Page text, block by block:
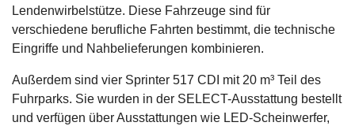
Lendenwirbelstütze. Diese Fahrzeuge sind für
verschiedene berufliche Fahrten bestimmt, die technische
Eingriffe und Nahbelieferungen kombinieren.
Außerdem sind vier Sprinter 517 CDI mit 20 m³ Teil des
Fuhrparks. Sie wurden in der SELECT-Ausstattung bestellt
und verfügen über Ausstattungen wie LED-Scheinwerfer,